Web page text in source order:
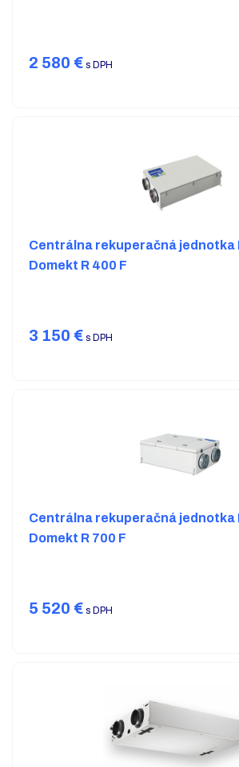
2 580 € s DPH
Centrálna rekuperačná jednotka
Domekt R 400 F
3 150 € s DPH
Centrálna rekuperačná jednotka
Domekt R 700 F
5 520 € s DPH